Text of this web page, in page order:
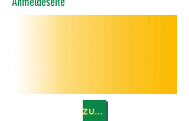
ZURÜCK